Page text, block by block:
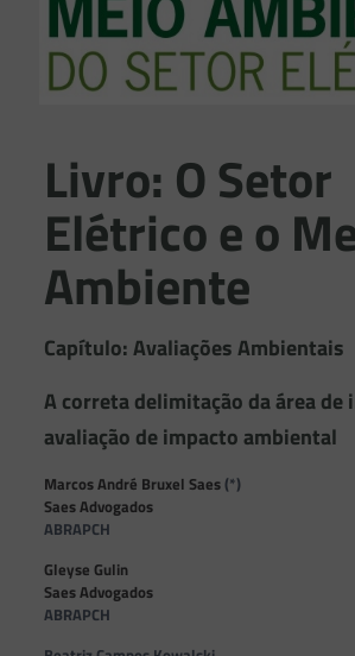
Livro: O Setor
Elétrico e o
Ambiente
Capítulo: Avaliações Ambientais
A correta delimitação da área de
avaliação de impacto ambiental
Marcos André Bruxel Saes(*)
Saes Advogados
ABRAPCH
Gleyse Gulin
Saes Advogados
ABRAPCH